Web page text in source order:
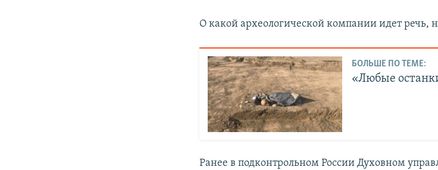
О какой археологической компании идет речь,
БОЛЬШЕ ПО ТЕМЕ:
«Любые
Ранее в подконтрольном России Духовном